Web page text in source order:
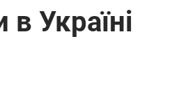
Україні